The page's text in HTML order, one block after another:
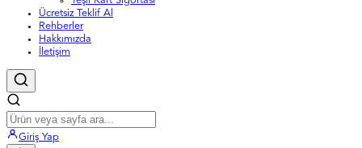
Ücretsiz Teklif Al
Rehberler
Hakkımızda
İletişim
Giriş Yap